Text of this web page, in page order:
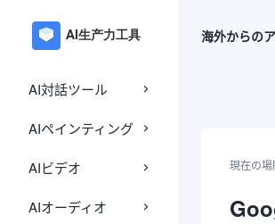
AI対話ツール
AIペインティング
AIビデオ
AIオーディオ
海外からの
現在の場